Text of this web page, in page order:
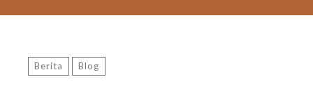
Berita Blog